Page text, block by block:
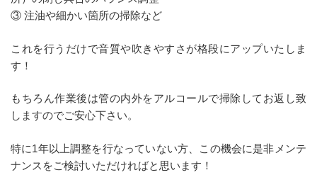
③ 注油や細かい箇所の掃除など
これを行うだけで音質や吹きやすさが格段にアップいたしま
す！
もちろん作業後は管の内外をアルコールで掃除してお返し致
しますのでご安心下さい。
特に1年以上調整を行なっていない方、この機会に是非メンテ
ナンスをご検討いただければと思います！